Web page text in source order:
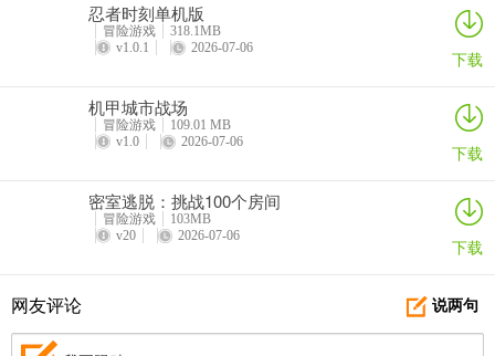
忍者时刻单机版
冒险游戏
318.1MB
v1.0.1
2026-07-06 下载
机甲城市战场
冒险游戏
109.01 MB
v1.0
2026-07-06 下载
密室逃脱：挑战100个房间
冒险游戏
103MB
v20
2026-07-06 下载
说两句
网友评论